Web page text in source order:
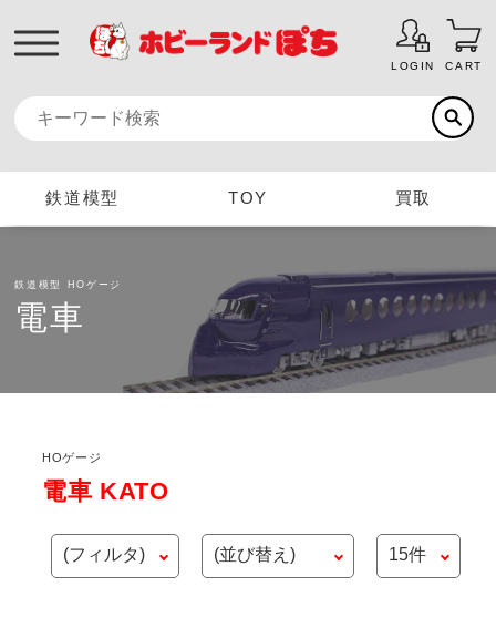
LOGIN CART
鉄道模型 TOY 買取
鉄道模型 HOゲージ
電車
HOゲージ
電車 KATO